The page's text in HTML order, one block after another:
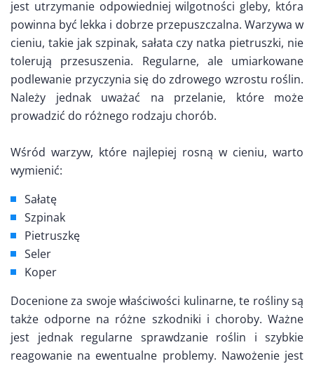
jest utrzymanie odpowiedniej wilgotności gleby, która
powinna być lekka i dobrze przepuszczalna. Warzywa w
cieniu, takie jak szpinak, sałata czy natka pietruszki, nie
tolerują przesuszenia. Regularne, ale umiarkowane
podlewanie przyczynia się do zdrowego wzrostu roślin.
Należy jednak uważać na przelanie, które może
prowadzić do różnego rodzaju chorób.
Wśród warzyw, które najlepiej rosną w cieniu, warto
wymienić:
Sałatę
Szpinak
Pietruszkę
Seler
Koper
Docenione za swoje właściwości kulinarne, te rośliny są
także odporne na różne szkodniki i choroby. Ważne
jest jednak regularne sprawdzanie roślin i szybkie
reagowanie na ewentualne problemy. Nawożenie jest